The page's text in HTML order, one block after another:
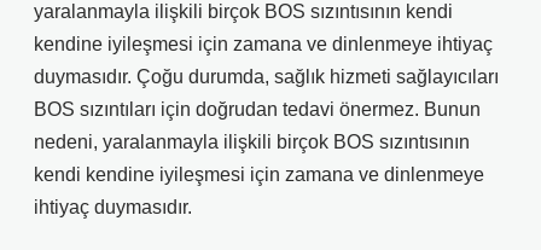
yaralanmayla ilişkili birçok BOS sızıntısının kendi
kendine iyileşmesi için zamana ve dinlenmeye ihtiyaç
duymasıdır. Çoğu durumda, sağlık hizmeti sağlayıcıları
BOS sızıntıları için doğrudan tedavi önermez. Bunun
nedeni, yaralanmayla ilişkili birçok BOS sızıntısının
kendi kendine iyileşmesi için zamana ve dinlenmeye
ihtiyaç duymasıdır.